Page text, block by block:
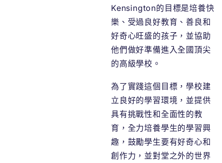
Kensington的目標是培養快
樂、受過良好教育、善良和
好奇心旺盛的孩子，並協助
他們做好準備進入全國頂尖
的高級學校。
為了實踐這個目標，學校建
立良好的學習環境，並提供
具有挑戰性和全面性的教
育，全力培養學生的學習興
趣，鼓勵學生要有好奇心和
創作力，並對堂之外的世界